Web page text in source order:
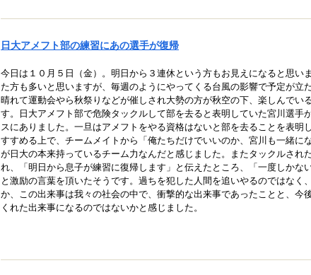
日大アメフト部の練習にあの選手が復帰
今日は１０月５日（金）。明日から３連休という方もお見えになると思い
た方も多いと思いますが、毎週のようにやってくる台風の影響で予定が立
晴れて運動会やら秋祭りなどが催しされ大勢の方が秋空の下、楽しんでい
す。日大アメフト部で危険タックルして部を去ると表明していた宮川選手
スにありました。一旦はアメフトをやる資格はないと部を去ることを表明
すすめる上で、チームメイトから「俺たちだけでいいのか、宮川も一緒に
が日大の本来持っているチーム力なんだと感じました。またタックルされ
れ、「明日から息子が練習に復帰します」と伝えたところ、「一度しかな
と激励の言葉を頂いたそうです。過ちを犯した人間を追いやるのではな
か、この出来事は我々の社会の中で、衝撃的な出来事であったことと、今
くれた出来事になるのではないかと感じました。